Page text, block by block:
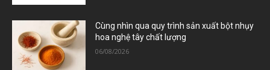
Cùng nhìn qua quy trình sản xuất bột nhụy
hoa nghệ tây chất lượng
06/08/2026